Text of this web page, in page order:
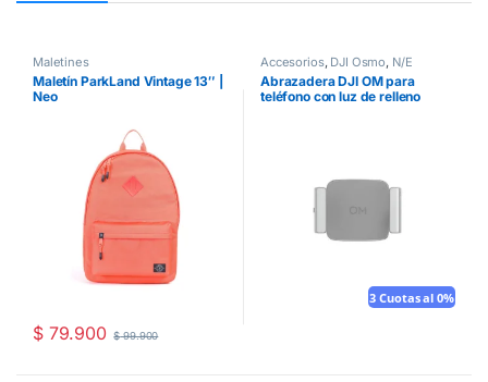
Maletines
Maletín ParkLand Vintage 13″ |
Neo
$79.900 $99.900
Accesorios, DJI Osmo, N/E
Abrazadera DJI OM para
teléfono con luz de relleno
3 Cuotas al 0%